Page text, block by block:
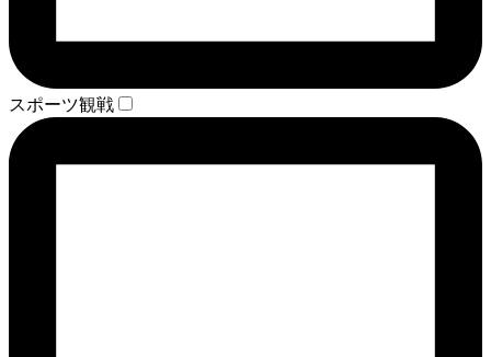
スポーツ観戦